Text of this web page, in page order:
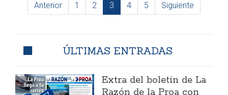
Anterior 1 2 3 4 5 Siguiente
ÚLTIMAS ENTRADAS
Extra del boletín de La
Razón de la Proa con